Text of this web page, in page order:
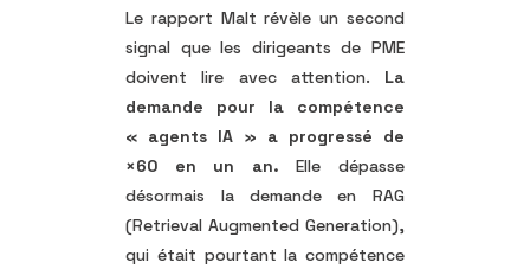
Le rapport Malt révèle un second
signal que les dirigeants de PME
doivent lire avec attention. La
demande pour la compétence
« agents IA » a progressé de
×60 en un an. Elle dépasse
désormais la demande en RAG
(Retrieval Augmented Generation),
qui était pourtant la compétence